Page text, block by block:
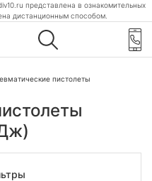
представлена в ознакомительных
дистанционным способом.
пистолеты